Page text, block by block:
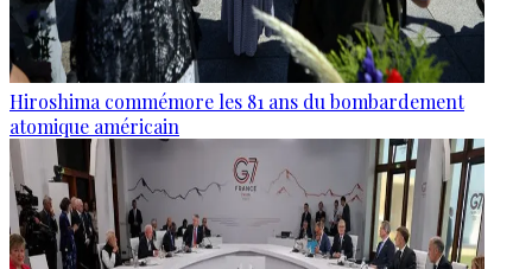
Hiroshima commémore les 81 ans du bombardement
atomique américain